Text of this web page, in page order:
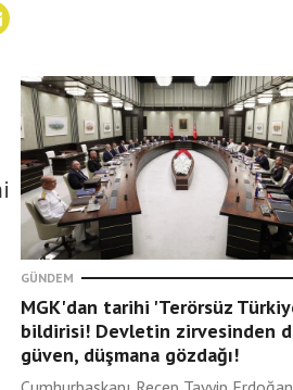
GÜNDEM
MGK'dan tarihi 'Terörsüz
bildirisi! Devletin zirvesinden
güven, düşmana gözdağı!